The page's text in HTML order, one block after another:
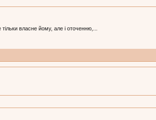
власне йому, але і оточенню,...